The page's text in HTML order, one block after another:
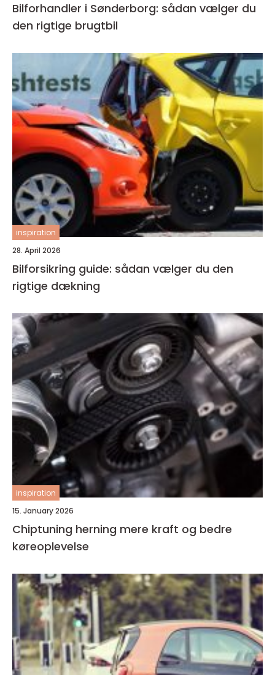
Bilforhandler i Sønderborg: sådan vælger du
den rigtige brugtbil
inspiration
28. April 2026
Bilforsikring guide: sådan vælger du den
rigtige dækning
inspiration
15. January 2026
Chiptuning herning mere kraft og bedre
køreoplevelse